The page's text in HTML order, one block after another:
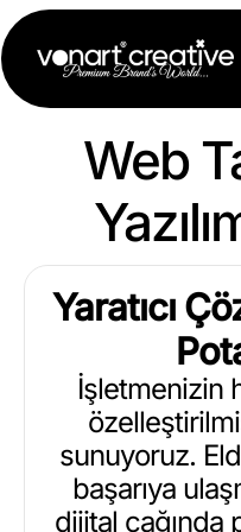
Web
Yaratıcı
İşletmenizin
sunuyoruz.
başarıya
dijital